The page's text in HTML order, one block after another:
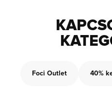
Foci Outlet 40%